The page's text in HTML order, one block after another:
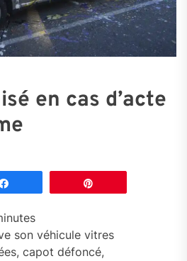
en cas d’acte
son véhicule vitres
capot défoncé,